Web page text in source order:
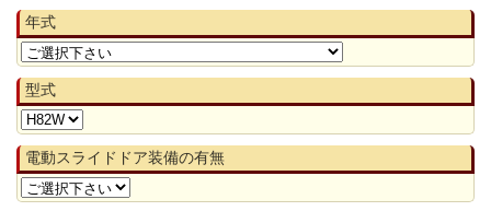
年式
型式
電動スライドドア装備の有無